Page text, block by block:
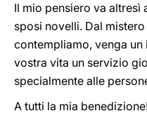
Il mio pensiero va altresì
sposi novelli. Dal
contempliamo, venga
vostra vita un servizio
specialmente alle
A tutti la mia